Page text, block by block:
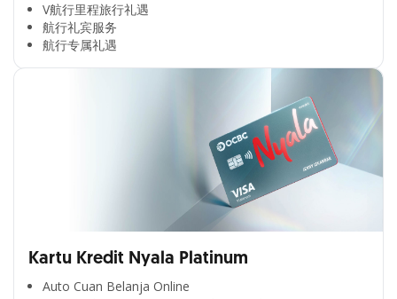
V航行里程旅行礼遇
航行礼宾服务
航行专属礼遇
Kartu Kredit Nyala Platinum
Auto Cuan Belanja Online